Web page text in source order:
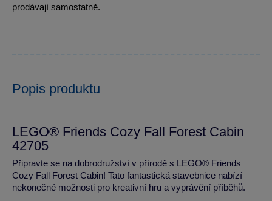
prodávají samostatně.
Popis produktu
LEGO® Friends Cozy Fall Forest Cabin
42705
Připravte se na dobrodružství v přírodě s LEGO® Friends
Cozy Fall Forest Cabin! Tato fantastická stavebnice nabízí
nekonečné možnosti pro kreativní hru a vyprávění příběhů.